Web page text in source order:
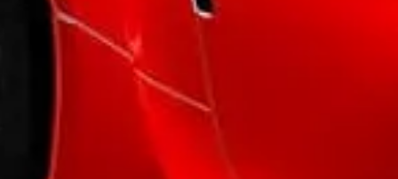
- Rétroviseurs ext. indexés à la marche AR
- Rétroviseurs extérieurs électrochromes
- Rétroviseurs rabattables électriquement
- Rétroviseurs électriques
- Sortie d'échappement chromée
- Système de mesure de place disponible